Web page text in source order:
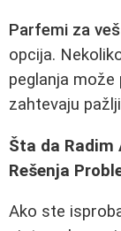
Parfemi za
opcija.
peglanja
zahtevaju
Šta da Radim
Rešenja
Ako ste